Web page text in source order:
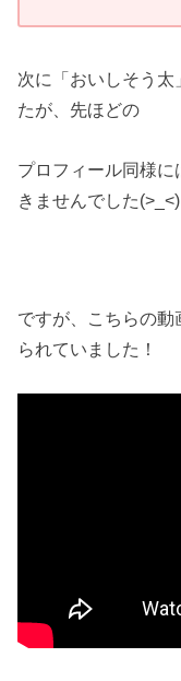
次に「おいしそう
たが、先ほどの
プロフィール同様
きませんでした(>_<)
ですが、こちらの
られていました！